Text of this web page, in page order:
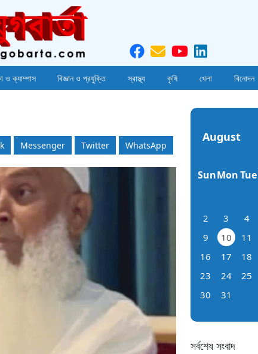
ও ক্যাম্পাস বিজ্ঞান ও প্রযুক্তি স্বাস্থ্য কৃষি খেলা বিনোদন
Messenger Twitter WhatsApp
August
SunMonTue
2
3 4
9
10 11
16
17 18
23
24 25
30
31
সর্বশেষ সংবাদ